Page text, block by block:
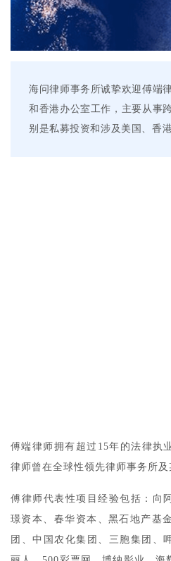
海问律师事务所诚挚欢迎傅端
和香港办公室工作，主要从事
别是私募投资和涉及美国、香
傅端律师拥有超过15年的法律执
律师曾在全球性领先律师事务所及
傅律师代表性项目经验包括：向
璟资本、春华资本、黑石地产基
团、中国农化集团、三胞集团、